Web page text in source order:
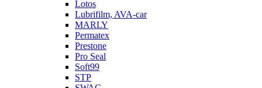
Lotos
Lubrifilm, AVA-car
MARLY
Permatex
Prestone
Pro Seal
Soft99
STP